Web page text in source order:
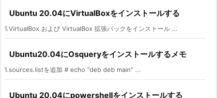
Ubuntu 20.04にVirtualBoxをインストールする
1.VirtualBox および VirtualBox 拡張パックをインストール ...
Ubuntu20.04にOsqueryをインストールするメモ
1.sources.listを追加 # echo "deb deb main" ...
Ubuntu 20.04にpowershellをインストールする